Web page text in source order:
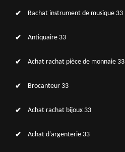
Rachat instrument de musique 33
Antiquaire 33
Achat rachat pièce de monnaie 33
Brocanteur 33
Achat rachat bijoux 33
Achat d'argenterie 33